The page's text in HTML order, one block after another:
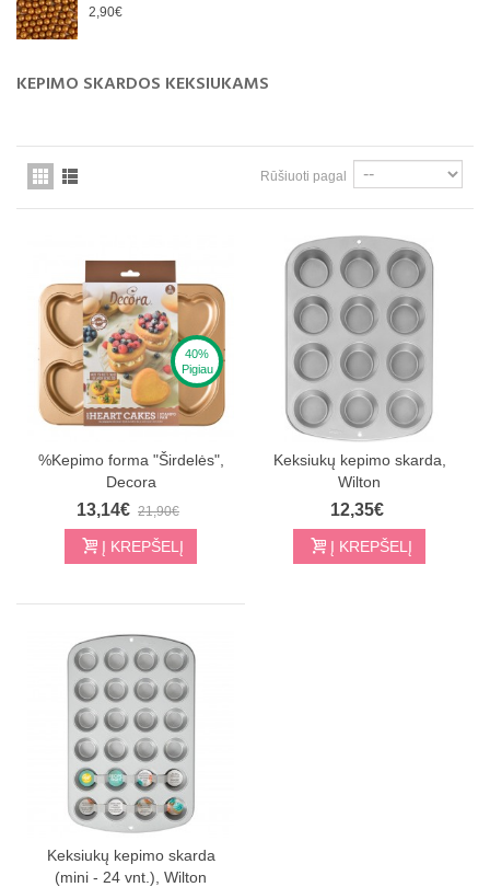
2,90€
KEPIMO SKARDOS KEKSIUKAMS
Rūšiuoti pagal
40%
Pigiau
%Kepimo forma "Širdelės",
Decora
13,14€ 21,90€
Į KREPŠELĮ
Keksiukų kepimo skarda,
Wilton
12,35€
Į KREPŠELĮ
Keksiukų kepimo skarda
(mini - 24 vnt.), Wilton